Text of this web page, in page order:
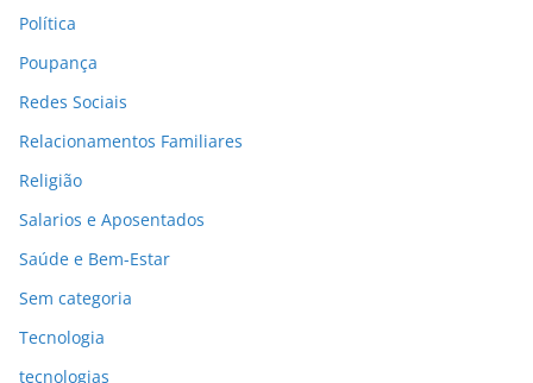
Política
Poupança
Redes Sociais
Relacionamentos Familiares
Religião
Salarios e Aposentados
Saúde e Bem-Estar
Sem categoria
Tecnologia
tecnologias